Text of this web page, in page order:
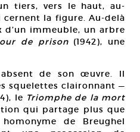
tiers, vers le haut, au-
la figure. Au-delà
d’un immeuble, un arbre
de prison(1942), une
de son œuvre. Il
squelettes claironnant —
le Triomphe de la mort
qui partage plus que
de Breughel